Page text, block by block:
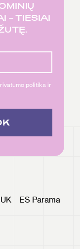
– TIESIAI
politika ir
ES Parama